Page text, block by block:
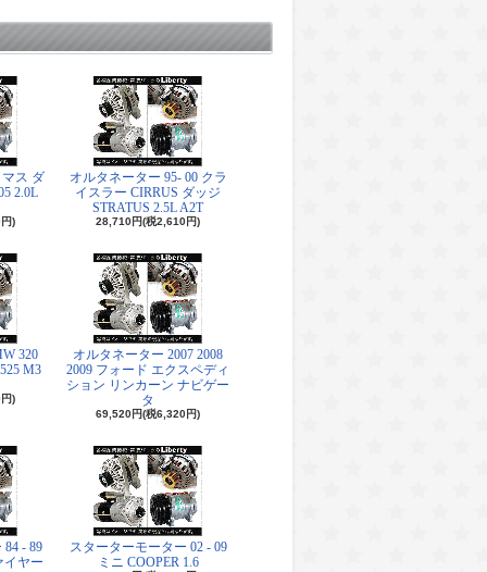
ス ダ
2.0L
)
オルタネーター 95- 00 クラ
イスラー CIRRUS ダッジ
STRATUS 2.5L A2T
28,710円(税2,610円)
320
M3
)
オルタネーター 2007 2008
2009 フォード エクスペディ
ション リンカーン ナビゲー
タ
69,520円(税6,320円)
- 89
イヤー
スターターモーター 02 - 09
ミニ COOPER 1.6